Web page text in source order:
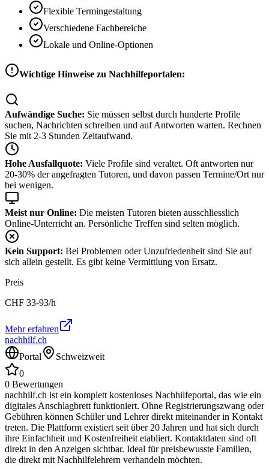
Flexible Termingestaltung
Verschiedene Fachbereiche
Lokale und Online-Optionen
Wichtige Hinweise zu Nachhilfeportalen:
Aufwändige Suche: Sie müssen selbst durch hunderte Profile
suchen, Nachrichten schreiben und auf Antworten warten. Rechnen
Sie mit 2-3 Stunden Zeitaufwand.
Hohe Ausfallquote: Viele Profile sind veraltet. Oft antworten nur
20-30% der angefragten Tutoren, und davon passen Termine/Ort nur
bei wenigen.
Meist nur Online: Die meisten Tutoren bieten ausschliesslich
Online-Unterricht an. Persönliche Treffen sind selten möglich.
Kein Support: Bei Problemen oder Unzufriedenheit sind Sie auf
sich allein gestellt. Es gibt keine Vermittlung von Ersatz.
Preis
CHF 33-93/h
Mehr erfahren
nachhilf.ch
Portal
Schweizweit
0
0 Bewertungen
nachhilf.ch ist ein komplett kostenloses Nachhilfeportal, das wie ein
digitales Anschlagbrett funktioniert. Ohne Registrierungszwang oder
Gebühren können Schüler und Lehrer direkt miteinander in Kontakt
treten. Die Plattform existiert seit über 20 Jahren und hat sich durch
ihre Einfachheit und Kostenfreiheit etabliert. Kontaktdaten sind oft
direkt in den Anzeigen sichtbar. Ideal für preisbewusste Familien,
die direkt mit Nachhilfelehrern verhandeln möchten.